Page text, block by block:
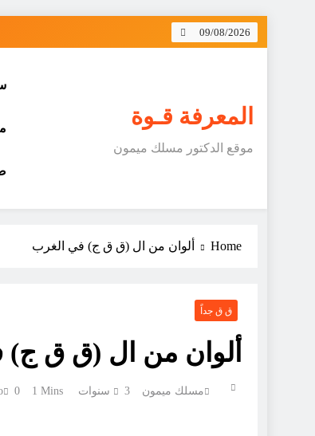
Skip
09/08/2026
المعرفة قـوة
موقع الدكتور مسلك ميمون
Home ألوان من ال (ق ق ج) في الغرب
ق ق جداً
ألوان من ال (ق ق ج)
مسلك ميمون 3 سنوات Ago 0 1 Mins